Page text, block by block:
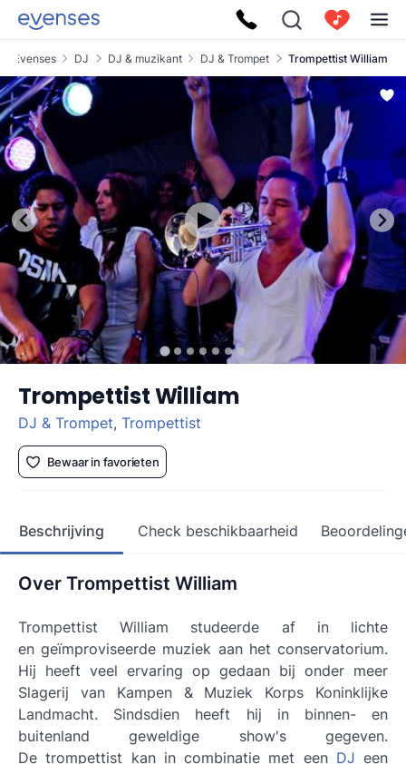
Evenses DJ DJ & muzikant DJ & Trompet Trompettist William
Trompettist William
DJ & Trompet, Trompettist
Bewaar in favorieten
Beschrijving Check beschikbaarheid
Over Trompettist William
Trompettist William studeerde af in lichte
en geïmproviseerde muziek aan het conservatorium.
Hij heeft veel ervaring op gedaan bij onder meer
Slagerij van Kampen & Muziek Korps Koninklijke
Landmacht. Sindsdien heeft hij in binnen- en
buitenland geweldige show's gegeven.
De trompettist kan in combinatie met een DJ een